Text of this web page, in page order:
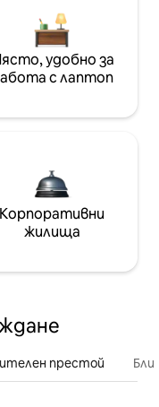
удобно за
с лаптоп
Корпоративни
жилища
престой